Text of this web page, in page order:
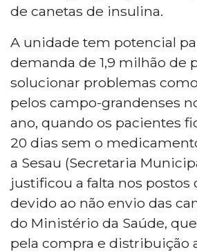
de canetas de insulina.
A unidade tem potencial
demanda de 1,9 milhão de
solucionar problemas
pelos campo-grandenses
ano, quando os pacientes
20 dias sem o
a Sesau (Secretaria
justificou a falta nos postos
devido ao não envio das
do Ministério da Saúde,
pela compra e distribuição